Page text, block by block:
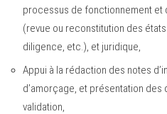
processus de fonctionnement et
(revue ou reconstitution des
diligence, etc.), et juridique,
Appui à la rédaction des notes
d’amorçage, et présentation
validation,